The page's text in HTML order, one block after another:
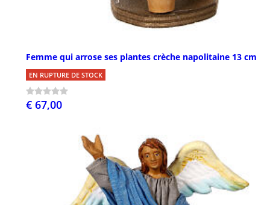
Femme qui arrose ses plantes crèche napolitaine 13 cm
EN RUPTURE DE STOCK
€ 67,00